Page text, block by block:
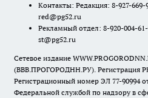
Контакты: Редакция: 8-927-
red@pg52.ru
Рекламный отдел: 8-920-004-
st@pg52.ru
Сетевое издание
(ВВВ.ПРОГОРОДНН.РУ). Регистрация
Регистрационный номер ЭЛ 77-90994
Федеральной службой по надзору в